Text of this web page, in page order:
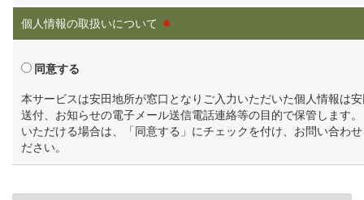
個人情報の取扱いについて ※
同意する
本サービスは安田地所が窓口となりご入力いただいた個人情報は
送付、お知らせの電子メール送信電話連絡等の目的で保管します
いただける場合は、「同意する」にチェックを付け、お問い合わ
ださい。